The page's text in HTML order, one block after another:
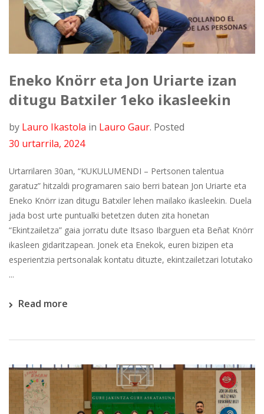
Eneko Knörr eta Jon Uriarte izan
ditugu Batxiler 1eko ikasleekin
by Lauro Ikastola in Lauro Gaur. Posted
30 urtarrila, 2024
Urtarrilaren 30an, “KUKULUMENDI – Pertsonen talentua
garatuz” hitzaldi programaren saio berri batean Jon Uriarte eta
Eneko Knörr izan ditugu Batxiler lehen mailako ikasleekin. Duela
jada bost urte puntualki betetzen duten zita honetan
“Ekintzailetza” gaia jorratu dute Itsaso Ibarguen eta Beñat Knörr
ikasleen gidaritzapean. Jonek eta Enekok, euren bizipen eta
esperientzia pertsonalak kontatu dituzte, ekintzailetzari lotutako
...
Read more